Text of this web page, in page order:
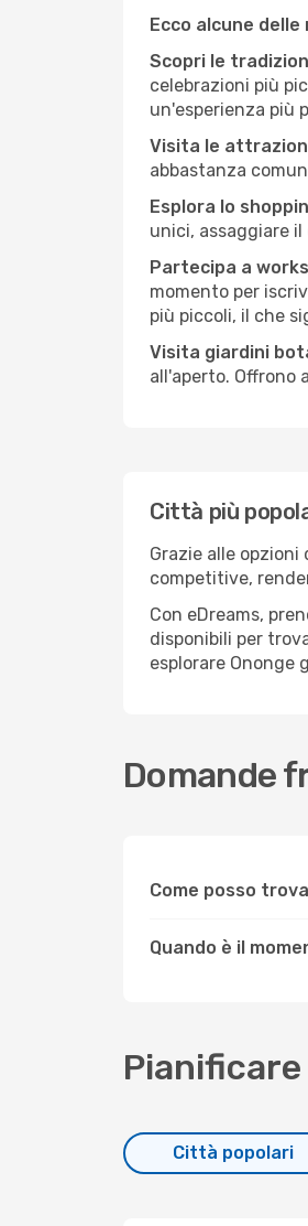
Ecco alcune
Scopri le
celebrazioni più
un'esperienza più
Visita le
abbastanza
Esplora lo
unici, assaggiare
Partecipa a
momento per
più piccoli, il che
Visita giardini
all'aperto. Offrono
Città più
Grazie alle
competitive,
Con eDreams,
disponibili per
esplorare Ononge
Domande
Come posso
Quando è il
Città popolari